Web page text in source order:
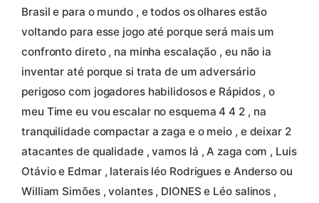
Brasil e para o mundo , e todos os olhares estão
voltando para esse jogo até porque será mais um
confronto direto , na minha escalação , eu não ia
inventar até porque si trata de um adversário
perigoso com jogadores habilidosos e Rápidos , o
meu Time eu vou escalar no esquema 4 4 2 , na
tranquilidade compactar a zaga e o meio , e deixar 2
atacantes de qualidade , vamos lá , A zaga com , Luis
Otávio e Edmar , laterais léo Rodrigues e Anderso ou
William Simões , volantes , DIONES e Léo salinos ,